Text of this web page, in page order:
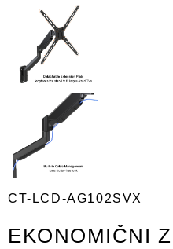
CT-LCD-AG102SVX
EKONOMIČNI